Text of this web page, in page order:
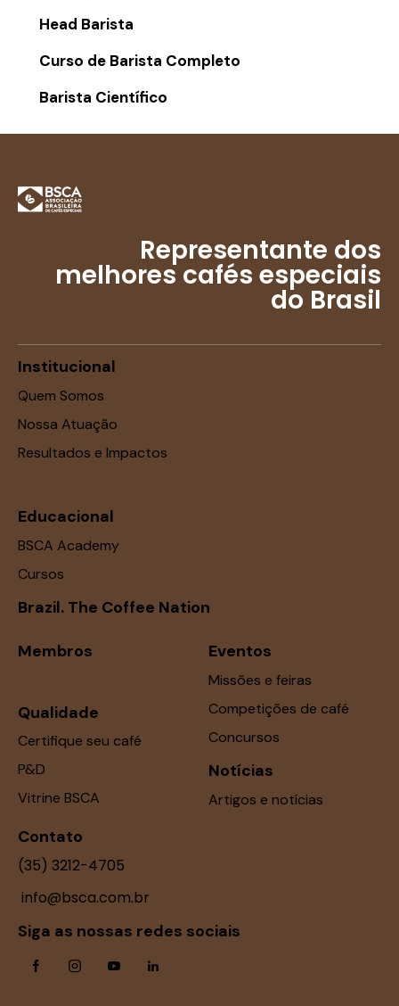
Head Barista
Curso de Barista Completo
Barista Científico
Representante dos
melhores cafés especiais
do Brasil
Institucional
Quem Somos
Nossa Atuação
Resultados e Impactos
Educacional
BSCA Academy
Cursos
Brazil. The Coffee Nation
Membros
Qualidade
Certifique seu café
P&D
Vitrine BSCA
Eventos
Missões e feiras
Competições de café
Concursos
Notícias
Artigos e notícias
Contato
(35) 3212-4705
info@bsca.com.br
Siga as nossas redes sociais